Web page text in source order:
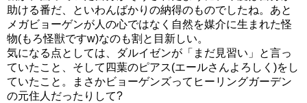
助ける番だ、といわんばかりの納得のものでしたね。あと
メガビョーゲンが人の心ではなく自然を媒介に生まれた怪
物(もろ怪獣ですw)なのも割と目新しい。
気になる点としては、ダルイゼンが「まだ見習い」と言っ
ていたこと、そして四葉のピアス(エールさんよろしく)をし
ていたこと。まさかビョーゲンズってヒーリングガーデン
の元住人だったりして?